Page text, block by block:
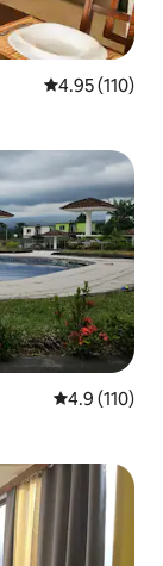
คะแนนเฉลี่ย
4.95 (110)
คะแนนเฉลี่ย
4.9 (110)